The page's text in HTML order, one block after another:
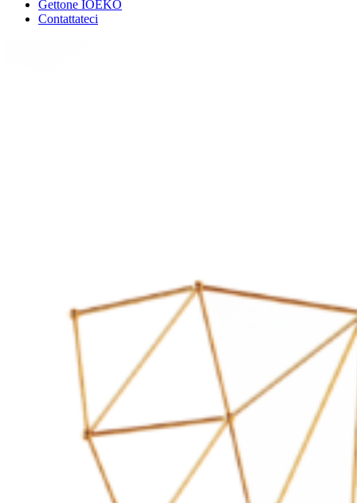
Gettone IOEKO
Contattateci